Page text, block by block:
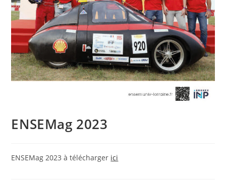
ENSEMag 2023
ENSEMag 2023 à télécharger ici